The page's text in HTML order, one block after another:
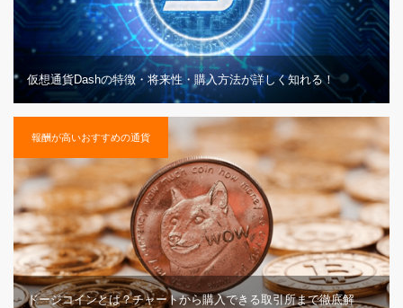
仮想通貨Dashの特徴・将来性・購入方法が詳しく知れる！
報酬が高いおすすめの通貨
ドージコインとは？チャートから購入できる取引所まで徹底解